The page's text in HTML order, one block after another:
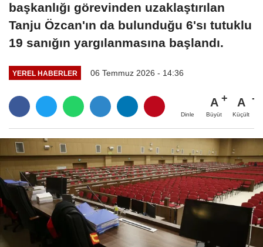
başkanlığı görevinden uzaklaştırılan
Tanju Özcan'ın da bulunduğu 6'sı tutuklu
19 sanığın yargılanmasına başlandı.
YEREL HABERLER 06 Temmuz 2026 - 14:36
Dinle
A
Büyüt
A
Küçült